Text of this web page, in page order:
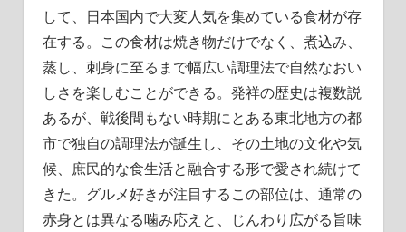
して、日本国内で大変人気を集めている食材が存
在する。 この食材は焼き物だけでなく、煮込み、
蒸し、刺身に至るまで幅広い調理法で自然なおい
しさを楽しむことができる。発祥の歴史は複数説
あるが、戦後間もない時期にとある東北地方の都
市で独自の調理法が誕生し、その土地の文化や気
候、庶民的な食生活と融合する形で愛され続けて
きた。グルメ好きが注目するこの部位は、通常の
赤身とは異なる噛み応えと、じんわり広がる旨味